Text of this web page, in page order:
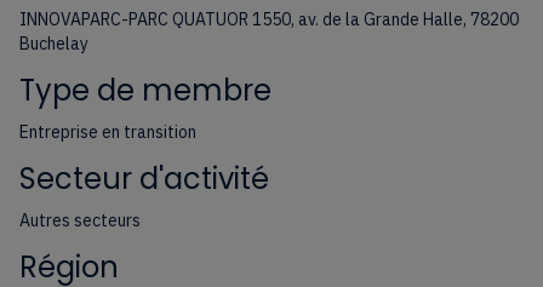
INNOVAPARC-PARC QUATUOR 1550, av. de la Grande Halle, 78200
Buchelay
Type de membre
Entreprise en transition
Secteur d'activité
Autres secteurs
Région